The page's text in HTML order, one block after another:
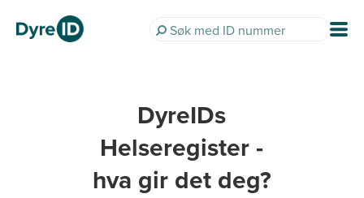
DyreIDs
Helseregister -
hva gir det deg?